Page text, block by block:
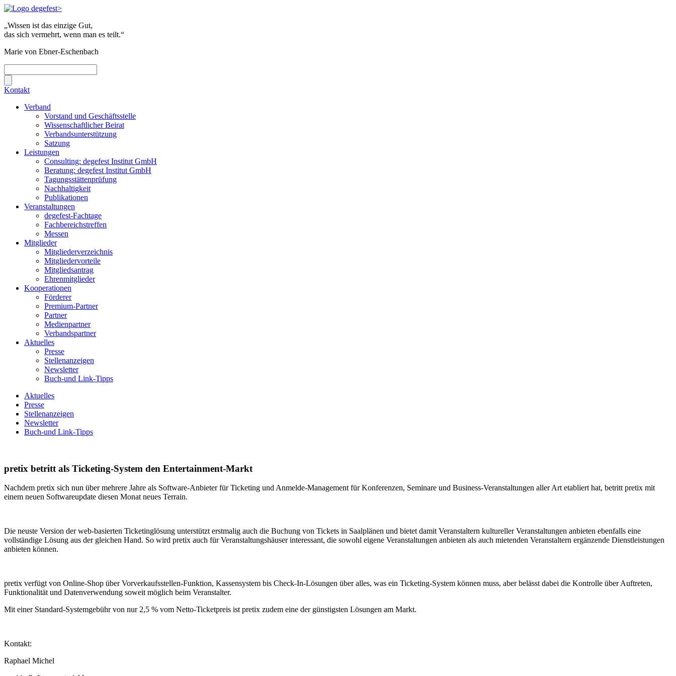
„Wissen ist das einzige Gut,
das sich vermehrt, wenn man es teilt.“
Marie von Ebner-Eschenbach
Kontakt
Verband
Vorstand und Geschäftsstelle
Wissenschaftlicher Beirat
Verbandsunterstützung
Satzung
Leistungen
Consulting: degefest Institut GmbH
Beratung: degefest Institut GmbH
Tagungsstättenprüfung
Nachhaltigkeit
Publikationen
Veranstaltungen
degefest-Fachtage
Fachbereichstreffen
Messen
Mitglieder
Mitgliederverzeichnis
Mitgliedervorteile
Mitgliedsantrag
Ehrenmitglieder
Kooperationen
Förderer
Premium-Partner
Partner
Medienpartner
Verbandspartner
Aktuelles
Presse
Stellenanzeigen
Newsletter
Buch-und Link-Tipps
Aktuelles
Presse
Stellenanzeigen
Newsletter
Buch-und Link-Tipps
pretix betritt als Ticketing-System den Entertainment-Markt
Nachdem pretix sich nun über mehrere Jahre als Software-Anbieter für Ticketing und Anmelde-Management für Konferenzen, Seminare und Business-Veranstaltungen aller Art etabliert hat, betritt pretix mit
einem neuen Softwareupdate diesen Monat neues Terrain.
Die neuste Version der web-basierten Ticketinglösung unterstützt erstmalig auch die Buchung von Tickets in Saalplänen und bietet damit Veranstaltern kultureller Veranstaltungen anbieten ebenfalls eine
vollständige Lösung aus der gleichen Hand. So wird pretix auch für Veranstaltungshäuser interessant, die sowohl eigene Veranstaltungen anbieten als auch mietenden Veranstaltern ergänzende Dienstleistungen
anbieten können.
pretix verfügt von Online-Shop über Vorverkaufsstellen-Funktion, Kassensystem bis Check-In-Lösungen über alles, was ein Ticketing-System können muss, aber belässt dabei die Kontrolle über Auftreten,
Funktionalität und Datenverwendung soweit möglich beim Veranstalter.
Mit einer Standard-Systemgebühr von nur 2,5 % vom Netto-Ticketpreis ist pretix zudem eine der günstigsten Lösungen am Markt.
Kontakt:
Raphael Michel